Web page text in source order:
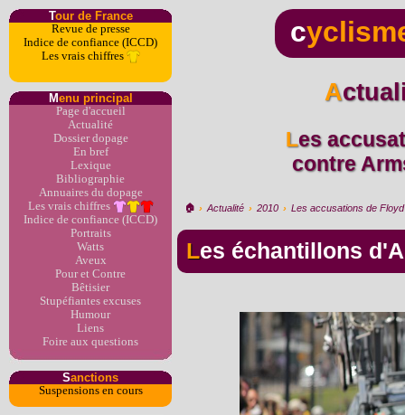
Tour de France
Revue de presse
Indice de confiance (ICCD)
Les vrais chiffres
Menu principal
Page d'accueil
Actualité
Dossier dopage
En bref
Lexique
Bibliographie
Annuaires du dopage
Les vrais chiffres
Indice de confiance (ICCD)
Portraits
Watts
Aveux
Pour et Contre
Bêtisier
Stupéfiantes excuses
Humour
Liens
Foire aux questions
Sanctions
Suspensions en cours
c
Les accusations de Floyd Landis
contre
🏠︎ › Actualité › 2010 › Les accusations de
Les échantillons